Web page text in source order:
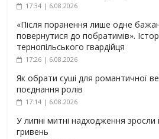
17:34 | 6.08.2026
«Після поранення лише одне
повернутися до побратимів».
тернопільського гвардійця
17:26 | 6.08.2026
Як обрати суші для романтичної
поєднання ролів
17:14 | 6.08.2026
У липні митні надходження зросли
гривень